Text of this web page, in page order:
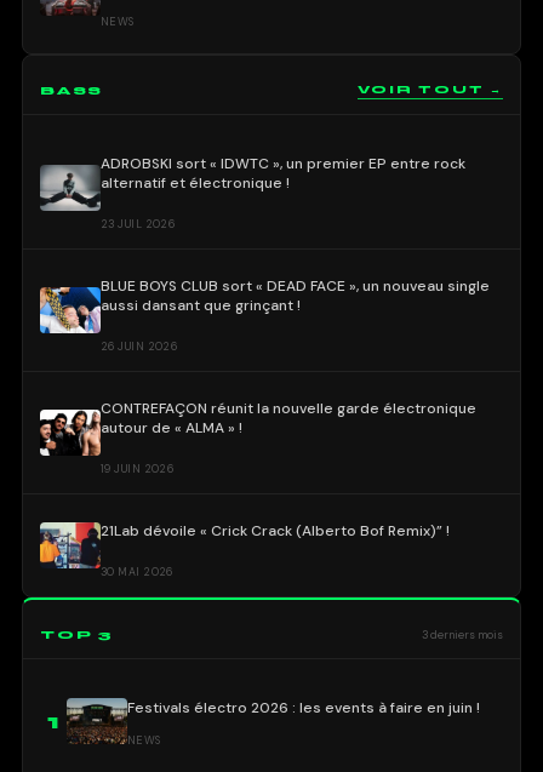
NEWS
BASS VOIR TOUT →
ADROBSKI sort « IDWTC », un premier EP entre rock
alternatif et électronique !
23 JUIL 2026
BLUE BOYS CLUB sort « DEAD FACE », un nouveau single
aussi dansant que grinçant !
26 JUIN 2026
CONTREFAÇON réunit la nouvelle garde électronique
autour de « ALMA » !
19 JUIN 2026
21Lab dévoile « Crick Crack (Alberto Bof Remix)” !
30 MAI 2026
TOP 3 3 derniers mois
1
Festivals électro 2026 : les events à faire en juin !
NEWS